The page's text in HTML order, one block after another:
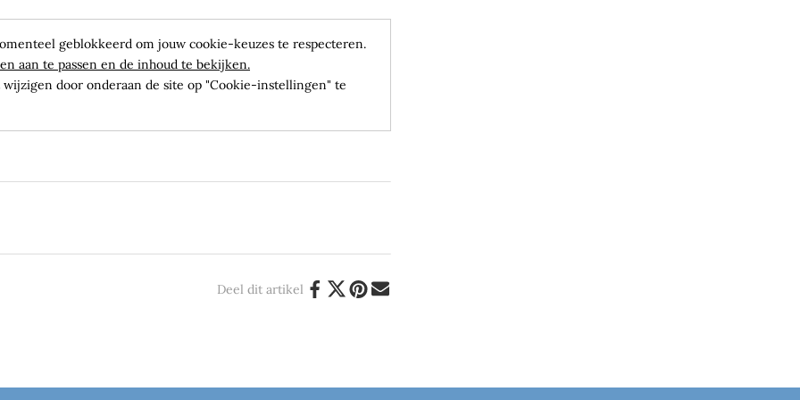
geblokkeerd om jouw cookie-keuzes te respecteren.
aan te passen en de inhoud te bekijken.
door onderaan de site op "Cookie-instellingen" te
Deel dit artikel